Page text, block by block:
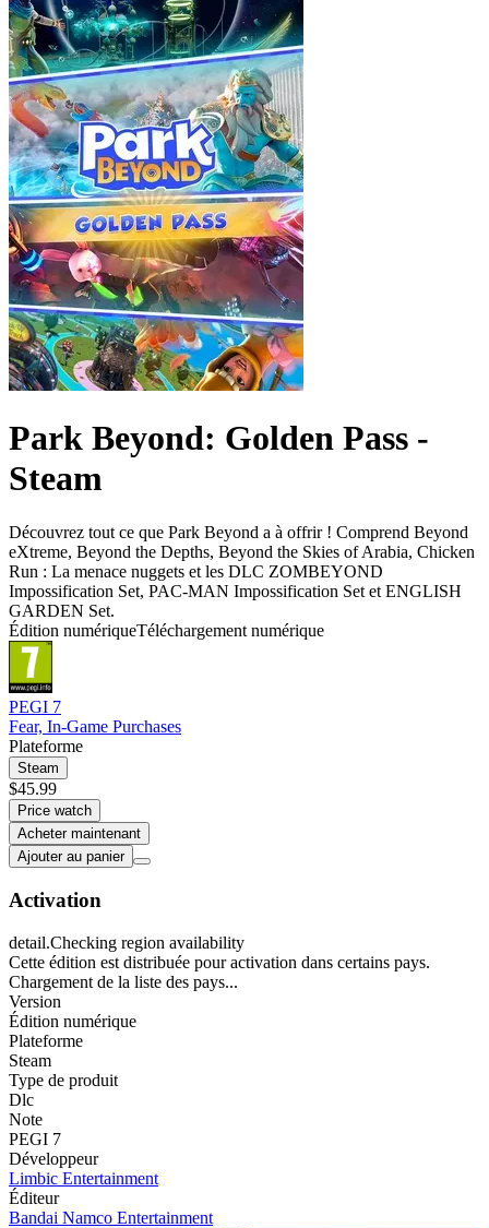
Park Beyond: Golden Pass -
Steam
Découvrez tout ce que Park Beyond a à offrir ! Comprend Beyond
eXtreme, Beyond the Depths, Beyond the Skies of Arabia, Chicken
Run : La menace nuggets et les DLC ZOMBEYOND
Impossification Set, PAC-MAN Impossification Set et ENGLISH
GARDEN Set.
Édition numériqueTéléchargement numérique
PEGI 7
Fear, In-Game Purchases
Plateforme
Steam
$45.99
Price watch
Acheter maintenant
Ajouter au panier
Activation
detail.Checking region availability
Cette édition est distribuée pour activation dans certains pays.
Chargement de la liste des pays...
Version
Édition numérique
Plateforme
Steam
Type de produit
Dlc
Note
PEGI 7
Développeur
Limbic Entertainment
Éditeur
Bandai Namco Entertainment